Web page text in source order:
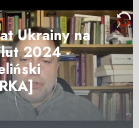
Ukrainy na
2024 -